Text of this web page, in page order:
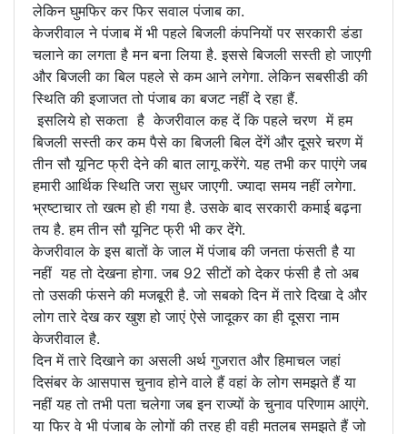
लेकिन घुमफिर कर फिर सवाल पंजाब का.
केजरीवाल ने पंजाब में भी पहले बिजली कंपनियों पर सरकारी डंडा
चलाने का लगता है मन बना लिया है. इससे बिजली सस्ती हो जाएगी
और बिजली का बिल पहले से कम आने लगेगा. लेकिन सबसीडी की
स्थिति की इजाजत तो पंजाब का बजट नहीं दे रहा हैं.
इसलिये हो सकता है केजरीवाल कह दें कि पहले चरण में हम
बिजली सस्ती कर कम पैसे का बिजली बिल देंगें और दूसरे चरण में
तीन सौ यूनिट फ्री देने की बात लागू करेंगे. यह तभी कर पाएंगे जब
हमारी आर्थिक स्थिति जरा सुधर जाएगी. ज्यादा समय नहीं लगेगा.
भ्रष्टाचार तो खत्म हो ही गया है. उसके बाद सरकारी कमाई बढ़ना
तय है. हम तीन सौ यूनिट फ्री भी कर देंगे.
केजरीवाल के इस बातों के जाल में पंजाब की जनता फंसती है या
नहीं यह तो देखना होगा. जब 92 सीटों को देकर फंसी है तो अब
तो उसकी फंसने की मजबूरी है. जो सबको दिन में तारे दिखा दे और
लोग तारे देख कर खुश हो जाएं ऐसे जादूकर का ही दूसरा नाम
केजरीवाल है.
दिन में तारे दिखाने का असली अर्थ गुजरात और हिमाचल जहां
दिसंबर के आसपास चुनाव होने वाले हैं वहां के लोग समझते हैं या
नहीं यह तो तभी पता चलेगा जब इन राज्यों के चुनाव परिणाम आएंगे.
या फिर वे भी पंजाब के लोगों की तरह ही वही मतलब समझते हैं जो